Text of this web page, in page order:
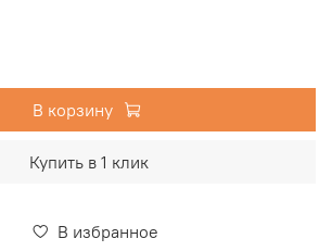
В избранное
В корзину
Купить в 1 клик